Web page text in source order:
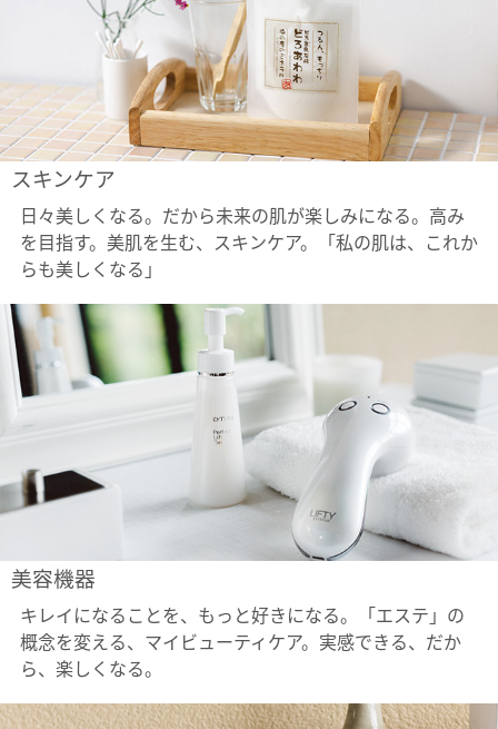
スキンケア
日々美しくなる。だから未来の肌が楽しみになる。高み
を目指す。美肌を生む、スキンケア。「私の肌は、これか
らも美しくなる」
美容機器
キレイになることを、もっと好きになる。「エステ」の
概念を変える、マイビューティケア。実感できる、だか
ら、楽しくなる。